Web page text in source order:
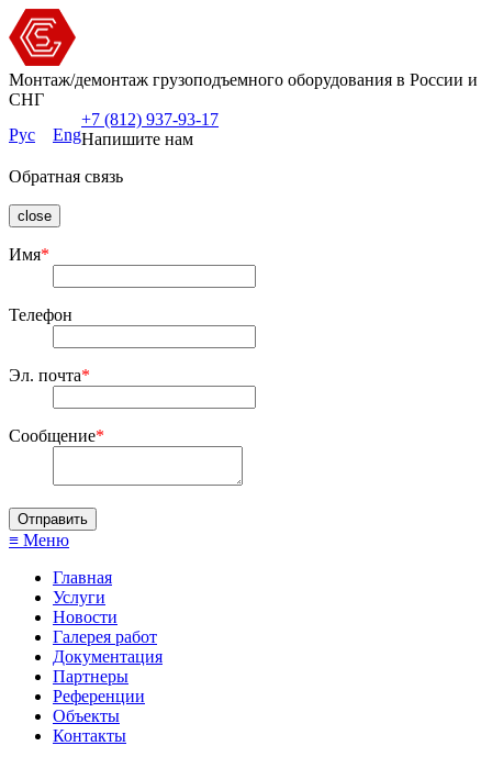
Монтаж/демонтаж грузоподъемного оборудования в России и
СНГ
Рус
Eng
+7 (812) 937-93-17
Напишите нам
Обратная связь
close
Имя*
Телефон
Эл. почта*
Сообщение*
≡ Меню
Главная
Услуги
Новости
Галерея работ
Документация
Партнеры
Референции
Объекты
Контакты